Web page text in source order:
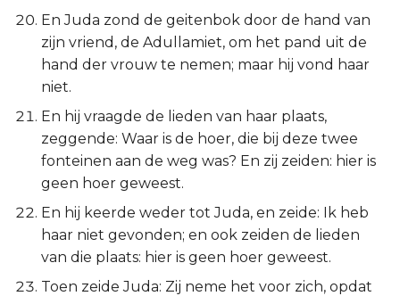
En Juda zond de geitenbok door de hand van
zijn vriend, de Adullamiet, om het pand uit de
hand der vrouw te nemen; maar hij vond haar
niet.
En hij vraagde de lieden van haar plaats,
zeggende: Waar is de hoer, die bij deze twee
fonteinen aan de weg was? En zij zeiden: hier is
geen hoer geweest.
En hij keerde weder tot Juda, en zeide: Ik heb
haar niet gevonden; en ook zeiden de lieden
van die plaats: hier is geen hoer geweest.
Toen zeide Juda: Zij neme het voor zich, opdat